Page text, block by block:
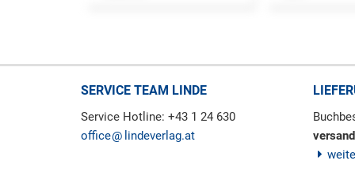
SERVICE TEAM LINDE
Service Hotline: +43 1 24 630
office
lindeverlag.at